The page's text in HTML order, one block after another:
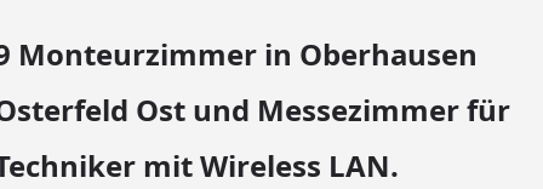
Monteurzimmer in Oberhausen
Ost und Messezimmer für
mit Wireless LAN.